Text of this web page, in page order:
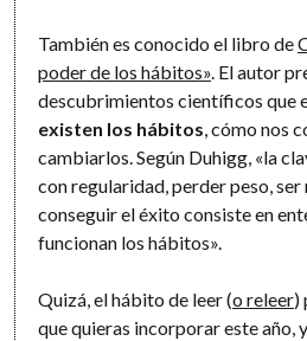
También es conocido el libro de
poder de los hábitos». El autor
descubrimientos científicos que
existen los hábitos, cómo nos
cambiarlos. Según Duhigg, «la
con regularidad, perder peso,
conseguir el éxito consiste en
funcionan los hábitos».
Quizá, el hábito de leer (o releer)
que quieras incorporar este año,